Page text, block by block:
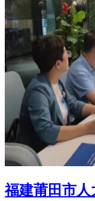
福建莆田市